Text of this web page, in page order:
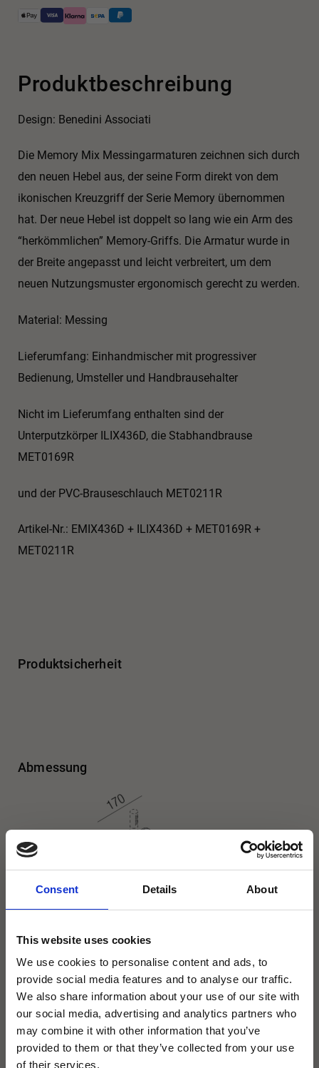
Consent Details About
This website uses cookies
We use cookies to personalise content and ads, to
provide social media features and to analyse our traffic.
We also share information about your use of our site with
our social media, advertising and analytics partners who
may combine it with other information that you’ve
provided to them or that they’ve collected from your use
of their services.
Produktbeschreibung
Design: Benedini Associati
Die Memory Mix Messingarmaturen zeichnen sich durch
den neuen Hebel aus, der seine Form direkt von dem
ikonischen Kreuzgriff der Serie Memory übernommen
hat. Der neue Hebel ist doppelt so lang wie ein Arm des
“herkömmlichen” Memory-Griffs. Die Armatur wurde in
der Breite angepasst und leicht verbreitert, um dem
neuen Nutzungsmuster ergonomisch gerecht zu werden.
Material: Messing
Lieferumfang: Einhandmischer mit progressiver
Bedienung, Umsteller und Handbrausehalter
Nicht im Lieferumfang enthalten sind der
Unterputzkörper ILIX436D, die Stabhandbrause
MET0169R
und der PVC-Brauseschlauch MET0211R
Artikel-Nr.: EMIX436D + ILIX436D + MET0169R +
MET0211R
Produktsicherheit
Abmessung
Installationsanleitung
Installationsanleitung Unterputzkörper